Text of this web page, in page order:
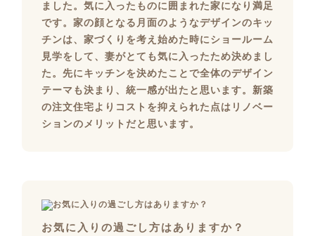
ました。気に入ったものに囲まれた家になり満足
です。家の顔となる月面のようなデザインのキッ
チンは、家づくりを考え始めた時にショールーム
見学をして、妻がとても気に入ったため決めまし
た。先にキッチンを決めたことで全体のデザイン
テーマも決まり、統一感が出たと思います。新築
の注文住宅よりコストを抑えられた点はリノベー
ションのメリットだと思います。
お気に入りの過ごし方はありますか？